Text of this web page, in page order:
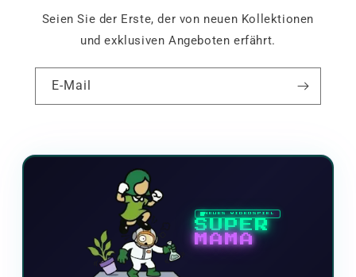
Seien Sie der Erste, der von neuen Kollektionen
und exklusiven Angeboten erfährt.
E-Mail
NEUES VIDEOSPIEL
SUPER
MAMA